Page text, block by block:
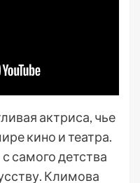
актриса, чье
кино и театра.
самого детства
Климова